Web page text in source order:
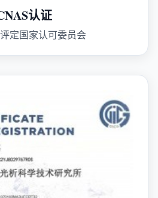
认证
定国家认可委员会